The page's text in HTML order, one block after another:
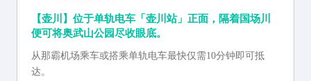
【壶川】位于单轨电车「壶川站」正面，隔着国场川
便可将奥武山公园尽收眼底。
从那霸机场乘车或搭乘单轨电车最快仅需10分钟即可抵
达。